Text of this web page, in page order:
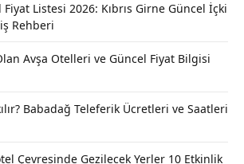
Listesi 2026: Kıbrıs Girne Güncel İçki
Rehberi
Avşa Otelleri ve Güncel Fiyat Bilgisi
Babadağ Teleferik Ücretleri ve Saatleri
Çevresinde Gezilecek Yerler 10 Etkinlik